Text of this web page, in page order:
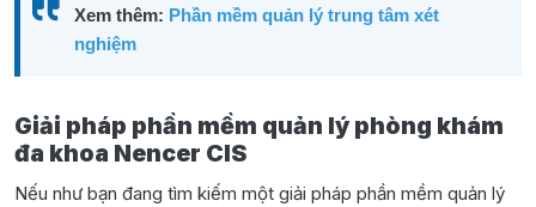
Xem thêm: Phần mềm quản lý trung tâm xét
nghiệm
Giải pháp phần mềm quản lý phòng khám
đa khoa Nencer CIS
Nếu như bạn đang tìm kiếm một giải pháp phần mềm quản lý